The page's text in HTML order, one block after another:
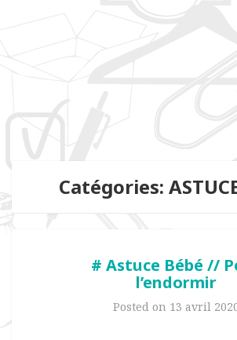
Catégories:
# Astuce Bébé //
l’endormir
Posted on 13 avril